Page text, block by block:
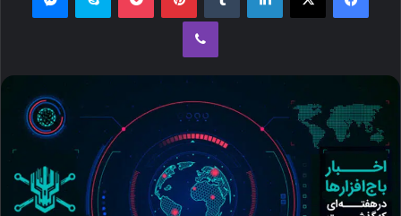
ن
ا
ل
ل
ا
م
ی
وایبر